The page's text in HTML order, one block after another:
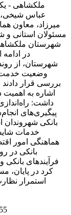
عباس شیخی،
میرزاد، معاون
مسئولان استانی و
شهرستان
در
شهرستان، از
وضعیت
بررسی قرار
اشاره به
داشت:
پیگیری‌های
بانکی شهروندان
خدمات
هماهنگی امور
بانکی در
فرآیندهای بانکی
کرد در پایان،
استمرار